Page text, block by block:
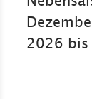
2026 bis